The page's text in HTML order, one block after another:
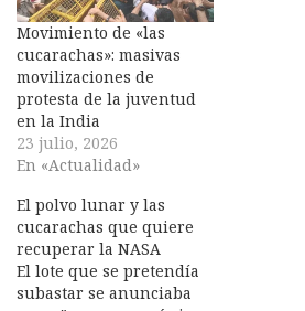
Movimiento de «las
cucarachas»: masivas
movilizaciones de
protesta de la juventud
en la India
23 julio, 2026
En «Actualidad»
El polvo lunar y las
cucarachas que quiere
recuperar la NASA
El lote que se pretendía
subastar se anunciaba